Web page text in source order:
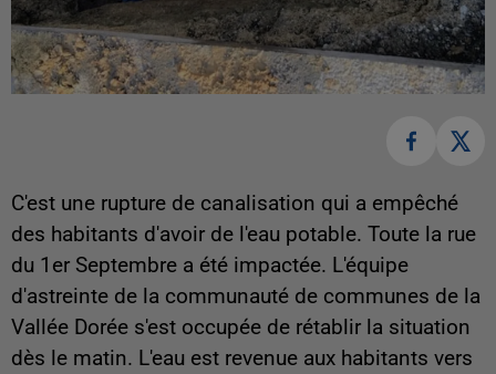
C'est une rupture de canalisation qui a empêché
des habitants d'avoir de l'eau potable. Toute la rue
du 1er Septembre a été impactée. L'équipe
d'astreinte de la communauté de communes de la
Vallée Dorée s'est occupée de rétablir la situation
dès le matin. L'eau est revenue aux habitants vers